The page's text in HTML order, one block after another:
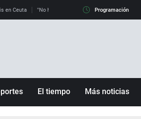
en Ceuta "No hay mafias, que no nos engañen":
Programación
El tiempo Más noticias